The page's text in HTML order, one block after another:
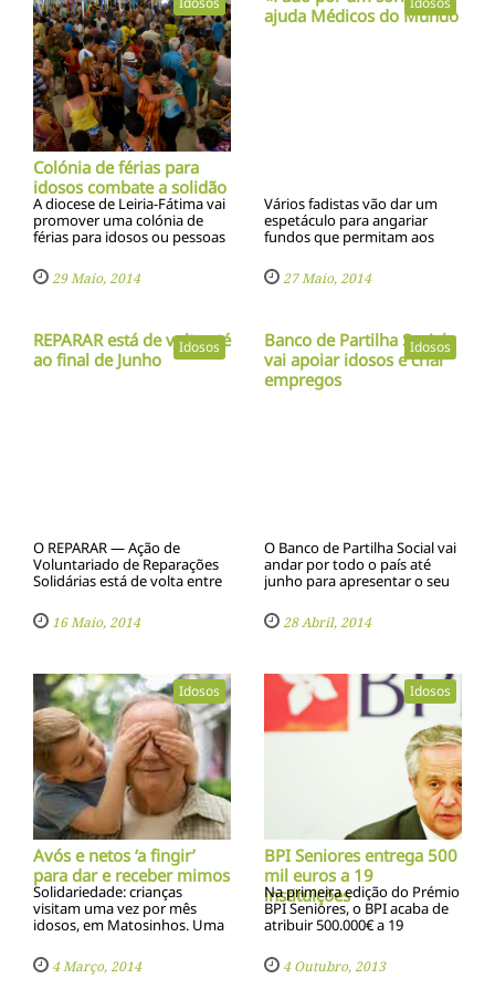
Colónia de férias para
idosos combate a solidão
A diocese de Leiria-Fátima vai
promover uma colónia de
férias para idosos ou pessoas
praia do Pedrógão
29 Maio, 2014
ajuda Médicos do Mundo
Vários fadistas vão dar um
espetáculo para angariar
fundos que permitam aos
a prestar cuidados de saúde
junto dos idosos do Bairro da
27 Maio, 2014
Idosos
REPARAR está de volta até
ao final de Junho
O REPARAR — Ação de
Voluntariado de Reparações
Solidárias está de volta entre
iniciativa da Santa Casa da
Misericórdia de Lisboa que se
16 Maio, 2014
Idosos
Banco de Partilha Social
vai apoiar idosos e criar
empregos
O Banco de Partilha Social vai
andar por todo o país até
junho para apresentar o seu
28 Abril, 2014
Idosos
Avós e netos ‘a fingir’
para dar e receber mimos
Solidariedade: crianças
visitam uma vez por mês
idosos, em Matosinhos. Uma
mas com muita amizade.
4 Março, 2014
Idosos
BPI Seniores entrega 500
mil euros a 19
instituições
Na primeira edição do Prémio
BPI Seniores, o BPI acaba de
atribuir 500.000€ a 19
inclusão social e o
envelhecimento ativo de
4 Outubro, 2013